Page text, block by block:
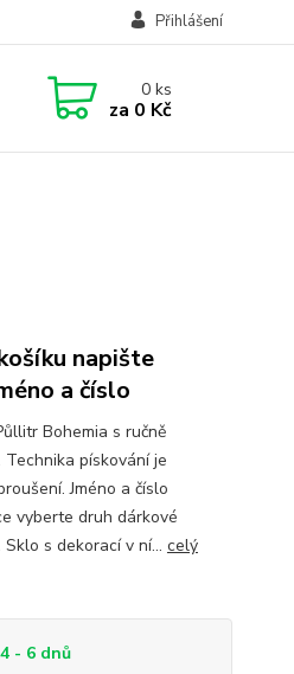
Přihlášení
0ks
za 0 Kč
napište
a číslo
Bohemia s ručně
Technika pískování je
Jméno a číslo
vyberte druh dárkové
s dekorací v ní... celý
- 6 dnů